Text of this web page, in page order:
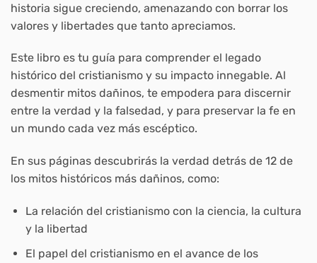
historia sigue creciendo, amenazando con borrar los
valores y libertades que tanto apreciamos.
Este libro es tu guía para comprender el legado
histórico del cristianismo y su impacto innegable. Al
desmentir mitos dañinos, te empodera para discernir
entre la verdad y la falsedad, y para preservar la fe en
un mundo cada vez más escéptico.
En sus páginas descubrirás la verdad detrás de 12 de
los mitos históricos más dañinos, como:
La relación del cristianismo con la ciencia, la cultura
y la libertad
El papel del cristianismo en el avance de los